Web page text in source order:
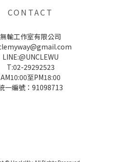
CONTACT
無輸工作室有限公司
LINE:@UNCLEWU
T:02-29292523
AM10:00至PM18:00
一編號：91098713